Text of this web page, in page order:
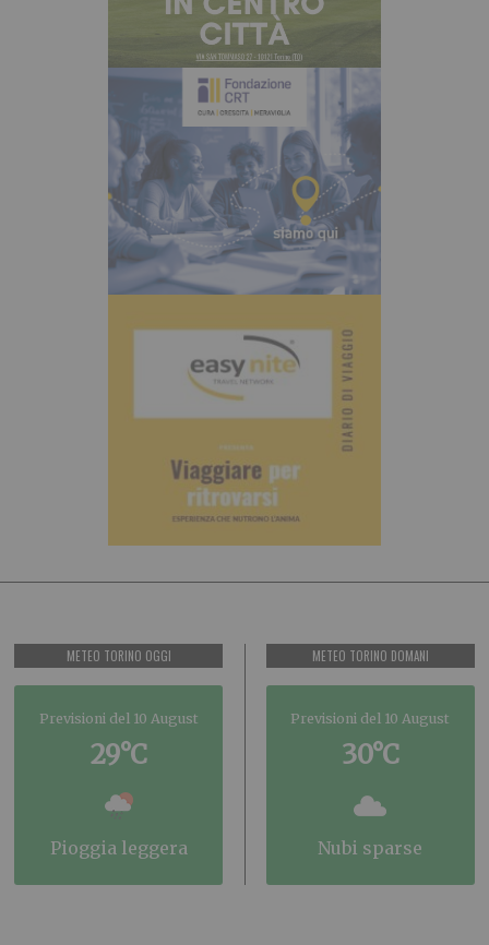
METEO TORINO OGGI
Previsioni del 10 August
29°C
pioggia leggera
METEO TORINO DOMANI
Previsioni del 10 August
30°C
nubi sparse